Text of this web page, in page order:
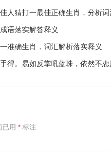
人猜打一最佳正确生肖，分析
语落实解答释义
准确生肖，词汇解析落实释义
得。易如反掌吼蓝珠，依然不
已用 * 标注